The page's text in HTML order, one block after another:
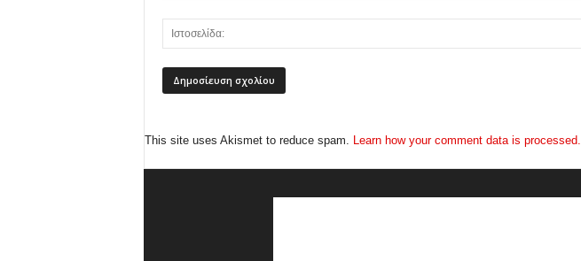
This site uses Akismet to reduce spam. Learn how your comment data is processed.